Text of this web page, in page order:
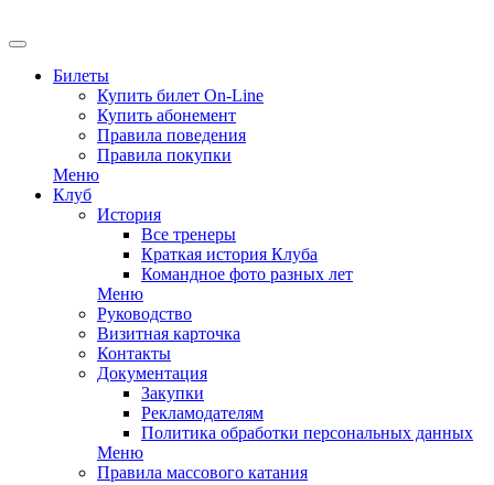
Билеты
Купить билет On-Line
Купить абонемент
Правила поведения
Правила покупки
Меню
Клуб
История
Все тренеры
Краткая история Клуба
Командное фото разных лет
Меню
Руководство
Визитная карточка
Контакты
Документация
Закупки
Рекламодателям
Политика обработки персональных данных
Меню
Правила массового катания